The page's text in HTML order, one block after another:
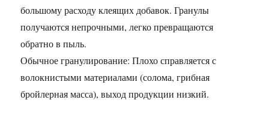
большому расходу клеящих добавок. Гранулы
получаются непрочными, легко превращаются
обратно в пыль.
Обычное гранулирование: Плохо справляется с
волокнистыми материалами (солома, грибная
бройлерная масса), выход продукции низкий.